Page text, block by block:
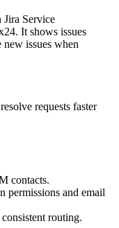
Jira Service
It shows issues
issues when
requests faster
contacts.
permissions and email
routing.